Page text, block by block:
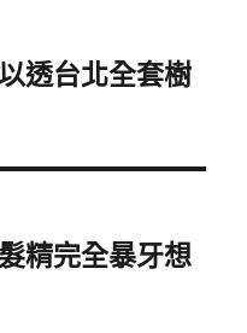
透台北全套樹
精完全暴牙想